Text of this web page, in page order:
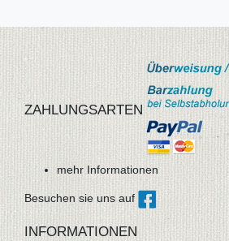
ZAHLUNGSARTEN
mehr Informationen
Besuchen sie uns auf
INFORMATIONEN